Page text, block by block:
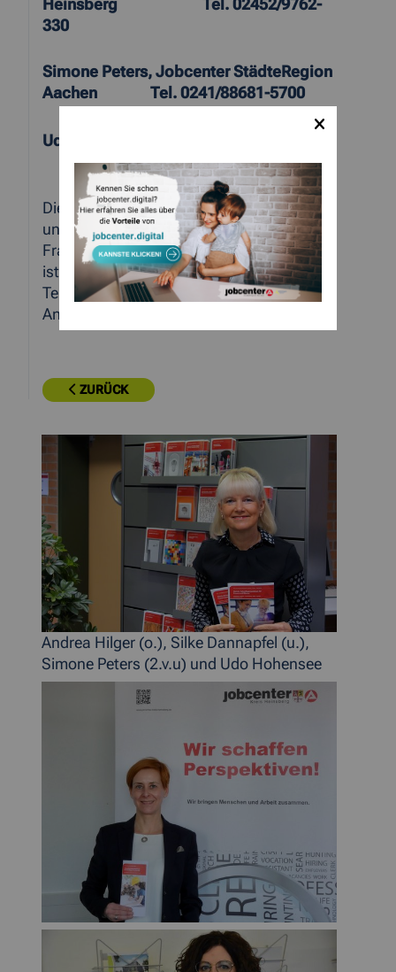
Heinsberg Tel. 02452/9762-
330
Simone Peters, Jobcenter StädteRegion
Aachen Tel. 0241/88681-5700
Udo Hohensee, jobcom Kreis Düren
Tel. 02421/22 156 1116
Die Beraterinnen und Berater stehen auch
unabhängig von der Veranstaltung für
Fragen unterstützend zur Seite. Außerdem
ist auch das regionale Netzwerk
Teilzeitausbildung der Region Aachen eine
Anlaufstelle für Interessierte.
ZURÜCK
Andrea Hilger (o.), Silke Dannapfel (u.),
Simone Peters (2.v.u) und Udo Hohensee